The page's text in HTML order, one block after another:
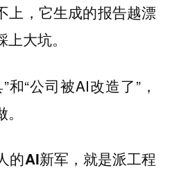
上，它生成的报告越漂
大坑。
和“公司被AI改造了”，
的AI新军，就是派工程